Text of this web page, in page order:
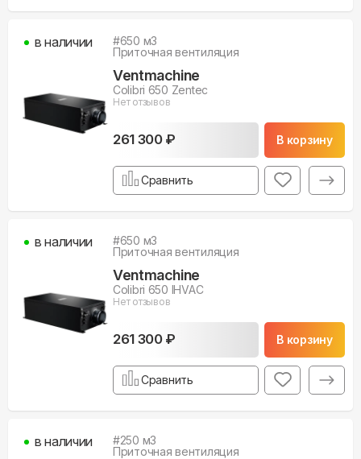
#650 м3
Приточная вентиляция
Ventmachine
Colibri 650 Zentec
Нет отзывов
261 300 ₽ В корзину
в наличии
Сравнить
#650 м3
Приточная вентиляция
Ventmachine
Colibri 650 IHVAC
Нет отзывов
261 300 ₽ В корзину
в наличии
Сравнить
#250 м3
Приточная вентиляция
в наличии